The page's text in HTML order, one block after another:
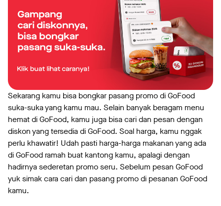
Sekarang kamu bisa bongkar pasang promo di GoFood
suka-suka yang kamu mau. Selain banyak beragam menu
hemat di GoFood, kamu juga bisa cari dan pesan dengan
diskon yang tersedia di GoFood. Soal harga, kamu nggak
perlu khawatir! Udah pasti harga-harga makanan yang ada
di GoFood ramah buat kantong kamu, apalagi dengan
hadirnya sederetan promo seru. Sebelum pesan GoFood
yuk simak cara cari dan pasang promo di pesanan GoFood
kamu.